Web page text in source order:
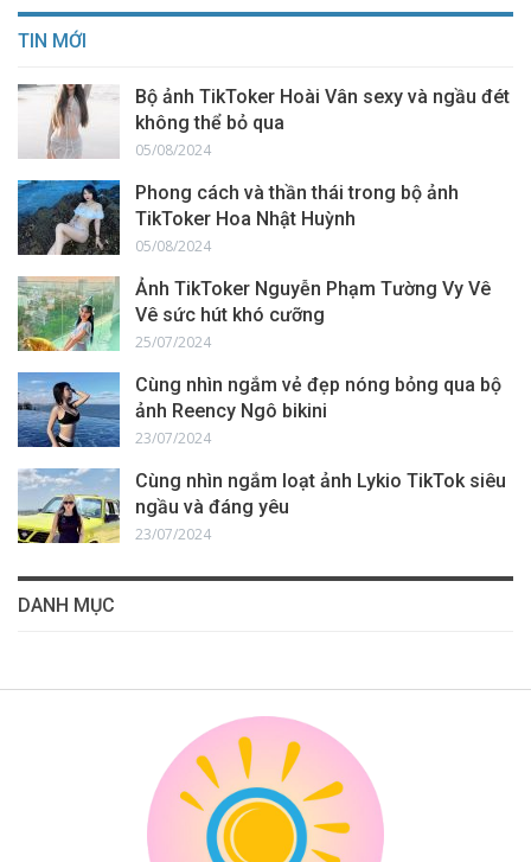
TIN MỚI
Bộ ảnh TikToker Hoài Vân sexy và ngầu đét
không thể bỏ qua
05/08/2024
Phong cách và thần thái trong bộ ảnh
TikToker Hoa Nhật Huỳnh
05/08/2024
Ảnh TikToker Nguyễn Phạm Tường Vy Vê
Vê sức hút khó cưỡng
25/07/2024
Cùng nhìn ngắm vẻ đẹp nóng bỏng qua bộ
ảnh Reency Ngô bikini
23/07/2024
Cùng nhìn ngắm loạt ảnh Lykio TikTok siêu
ngầu và đáng yêu
23/07/2024
DANH MỤC